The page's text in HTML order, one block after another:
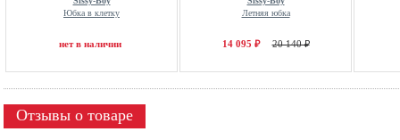
Юбка в клетку
нет в наличии
Летняя юбка
14 095 ₽ 20 140 ₽
Отзывы о товаре